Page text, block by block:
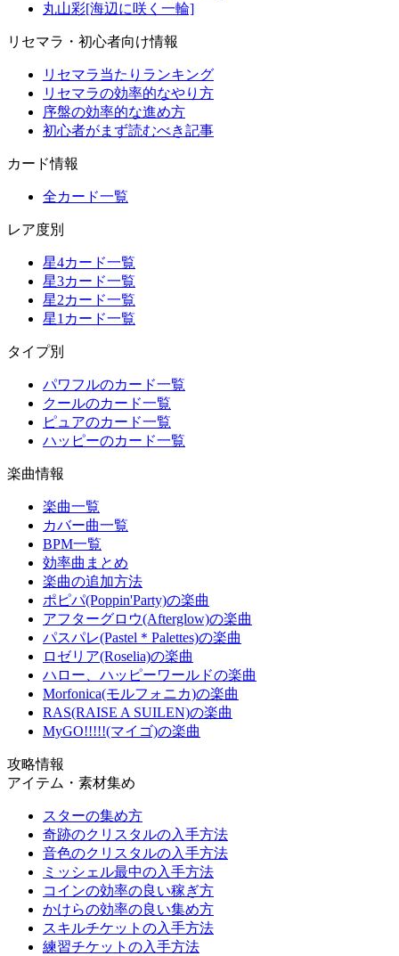
丸山彩[海辺に咲く一輪]
リセマラ・初心者向け情報
リセマラ当たりランキング
リセマラの効率的なやり方
序盤の効率的な進め方
初心者がまず読むべき記事
カード情報
全カード一覧
レア度別
星4カード一覧
星3カード一覧
星2カード一覧
星1カード一覧
タイプ別
パワフルのカード一覧
クールのカード一覧
ピュアのカード一覧
ハッピーのカード一覧
楽曲情報
楽曲一覧
カバー曲一覧
BPM一覧
効率曲まとめ
楽曲の追加方法
ポピパ(Poppin'Party)の楽曲
アフターグロウ(Afterglow)の楽曲
パスパレ(Pastel＊Palettes)の楽曲
ロゼリア(Roselia)の楽曲
ハロー、ハッピーワールドの楽曲
Morfonica(モルフォニカ)の楽曲
RAS(RAISE A SUILEN)の楽曲
MyGO!!!!!(マイゴ)の楽曲
攻略情報
アイテム・素材集め
スターの集め方
奇跡のクリスタルの入手方法
音色のクリスタルの入手方法
ミッシェル最中の入手方法
コインの効率の良い稼ぎ方
かけらの効率の良い集め方
スキルチケットの入手方法
練習チケットの入手方法